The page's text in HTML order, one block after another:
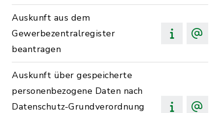
Auskunft aus dem
Gewerbezentralregister
beantragen
Auskunft über gespeicherte
personenbezogene Daten nach
Datenschutz-Grundverordnung